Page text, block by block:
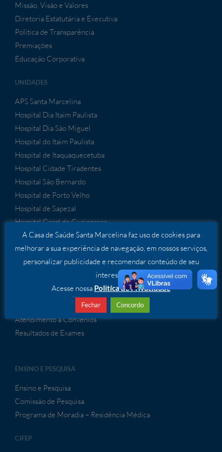
Missão, Visão e Valores
Diretoria Estatutária e Executiva
Política de Transparência
Premiações
Educação Corporativa
UNIDADES
APS Santa Marcelina
Hospital Dia Itaim Paulista
Hospital Dia São Miguel
Hospital do Itaim Paulista
Hospital de Itaquaquecetuba
Hospital Cidade Tiradentes
Hospital São Bernardo
Hospital de Porto Velho
Hospital de Sapezal
Hospital Geral de Guaianases
ATENDIMENTO À CONVÊNIOS
Atendimento a Convênios
Resultados de Exames
ENSINO E PESQUISA
Ensino e Pesquisa
Comissão de Pesquisa
Programa de Moradia – Residência Médica
CIFEP
A Casa de Saúde Santa Marcelina faz uso de cookies para
melhorar a sua experiência de navegação, em nossos serviços,
personalizar publicidade e recomendar conteúdo de seu
interesse.
Acesse nossa Politíca de Privacidade
Fechar Concordo